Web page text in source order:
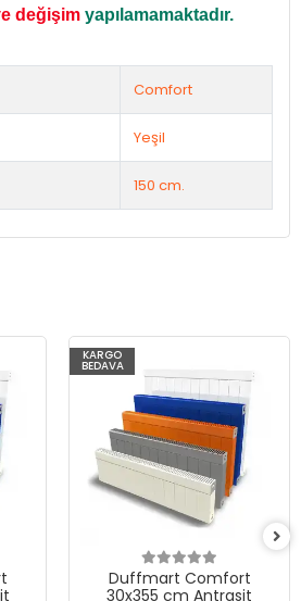
değişim yapılamamaktadır.
Comfort
Yeşil
150 cm.
KARGO
BEDAVA
Duffmart Comfort
30x355 cm Antrasit